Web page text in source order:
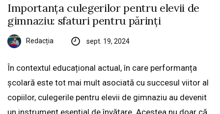
Importanța culegerilor pentru elevii de
gimnaziu: sfaturi pentru părinți
Redacția sept. 19, 2024
În contextul educațional actual, în care performanța
școlară este tot mai mult asociată cu succesul viitor al
copiilor, culegerile pentru elevii de gimnaziu au devenit